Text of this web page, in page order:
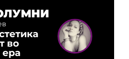
во
ера